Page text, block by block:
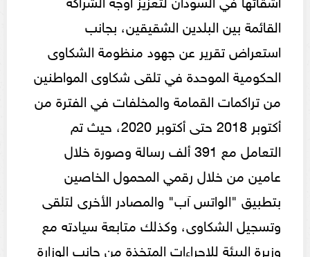
القائمة بين البلدين الشقيقين، بجانب
استعراض تقرير عن جهود منظومة الشكاوى
الحكومية الموحدة في تلقى شكاوى المواطنين
من تراكمات القمامة والمخلفات في الفترة من
أكتوبر 2018 حتى أكتوبر 2020، حيث تم
التعامل مع 391 ألف رسالة وصورة خلال
عامين من خلال رقمي المحمول الخاصين
بتطبيق "الواتس آب" والمصادر الأخرى لتلقى
وتسجيل الشكاوى، وكذلك متابعة سيادته مع
وزيرة البيئة للإجراءات المتخذة من جانب الوزارة